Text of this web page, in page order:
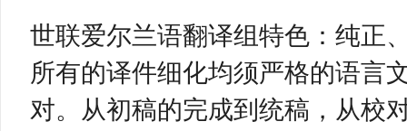
世联爱尔兰语翻译组特色：纯正
所有的译件细化均须严格的语言
对。从初稿的完成到统稿，从校